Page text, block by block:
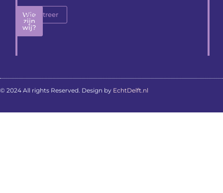
Wie
zijn
wij?
Registreer
© 2024 All rights Reserved. Design by EchtDelft.nl